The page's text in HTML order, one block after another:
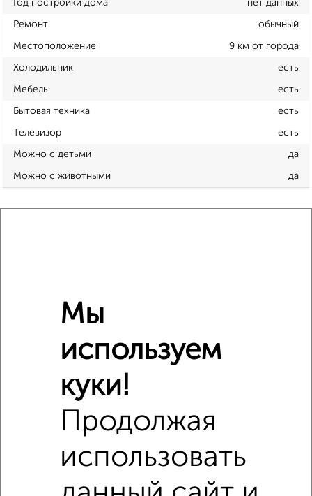
Год постройки дома нет данных
Ремонт обычный
Местоположение 9 км от города
Холодильник есть
Мебель есть
Бытовая техника есть
Телевизор есть
Можно с детьми да
Можно с животными да
ПоликлиникиМы
используем
куки!
Продолжая
использовать